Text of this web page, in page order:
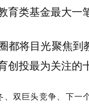
育类基金最大一
都将目光聚焦到
创投最为关注的
、双巨头竞争、下一